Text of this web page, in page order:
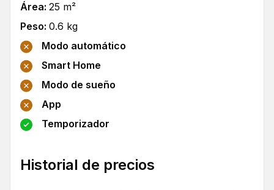
Área: 25 m²
Peso: 0.6 kg
Modo automático
Smart Home
Modo de sueño
App
Temporizador
Historial de precios